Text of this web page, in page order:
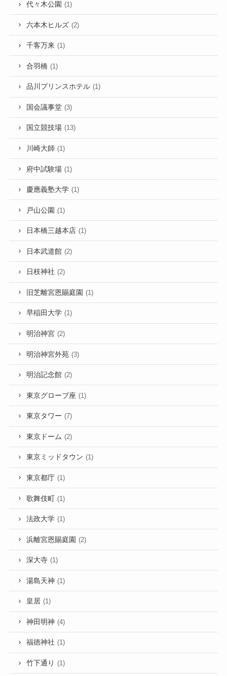
代々木公園 (1)
六本木ヒルズ (2)
千客万来 (1)
合羽橋 (1)
品川プリンスホテル (1)
国会議事堂 (3)
国立競技場 (13)
川崎大師 (1)
府中試験場 (1)
慶應義塾大学 (1)
戸山公園 (1)
日本橋三越本店 (1)
日本武道館 (2)
日枝神社 (2)
旧芝離宮恩賜庭園 (1)
早稲田大学 (1)
明治神宮 (2)
明治神宮外苑 (3)
明治記念館 (2)
東京グローブ座 (1)
東京タワー (7)
東京ドーム (2)
東京ミッドタウン (1)
東京都庁 (1)
歌舞伎町 (1)
法政大学 (1)
浜離宮恩賜庭園 (2)
深大寺 (1)
湯島天神 (1)
皇居 (1)
神田明神 (4)
福徳神社 (1)
竹下通り (1)